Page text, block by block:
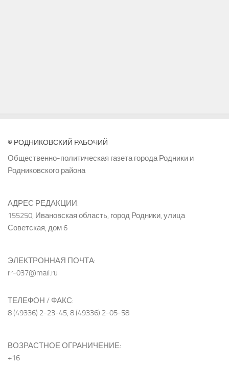
© РОДНИКОВСКИЙ РАБОЧИЙ
Общественно-политическая газета города Родники и
Родниковского района
АДРЕС РЕДАКЦИИ:
155250, Ивановская область, город Родники, улица
Советская, дом 6
ЭЛЕКТРОННАЯ ПОЧТА:
rr-037@mail.ru
ТЕЛЕФОН / ФАКС:
8 (49336) 2-23-45, 8 (49336) 2-05-58
ВОЗРАСТНОЕ ОГРАНИЧЕНИЕ:
+16